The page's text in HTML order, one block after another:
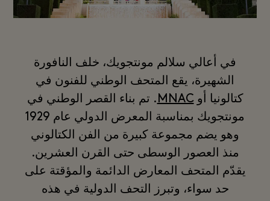
في أعالي سلالم مونتجويك، خلف النافورة
الشهيرة، يقع المتحف الوطني للفنون في
كتالونيا أوMNAC . تم بناء القصر الوطني في
مونتجويك بمناسبة المعرض الدولي عام 1929
وهو يضم مجموعة كبيرة من الفن الكتالوني
منذ العصور الوسطى حتى القرن العشرين.
يقدّم المتحف المعارض الدائمة والمؤقتة على
حد سواء، وتبرز التحف الدولية في هذه